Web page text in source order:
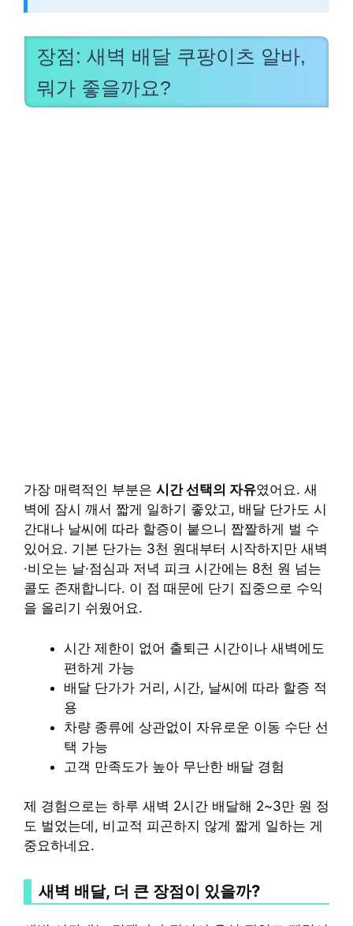
장점: 새벽 배달 쿠팡이츠 알바,
뭐가 좋을까요?
가장 매력적인 부분은 시간 선택의 자유였어요. 새
벽에 잠시 깨서 짧게 일하기 좋았고, 배달 단가도 시
간대나 날씨에 따라 할증이 붙으니 짭짤하게 벌 수
있어요. 기본 단가는 3천 원대부터 시작하지만 새벽
·비오는 날·점심과 저녁 피크 시간에는 8천 원 넘는
콜도 존재합니다. 이 점 때문에 단기 집중으로 수익
을 올리기 쉬웠어요.
시간 제한이 없어 출퇴근 시간이나 새벽에도
편하게 가능
배달 단가가 거리, 시간, 날씨에 따라 할증 적
용
차량 종류에 상관없이 자유로운 이동 수단 선
택 가능
고객 만족도가 높아 무난한 배달 경험
제 경험으로는 하루 새벽 2시간 배달해 2~3만 원 정
도 벌었는데, 비교적 피곤하지 않게 짧게 일하는 게
중요하네요.
새벽 배달, 더 큰 장점이 있을까?